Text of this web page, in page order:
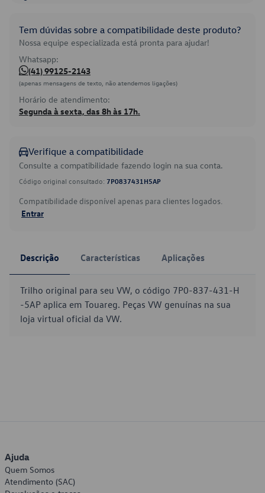
Tem dúvidas sobre a compatibilidade deste produto?
Nossa equipe especializada está pronta para ajudar!
Whatsapp:
(41) 99125-2143
(apenas mensagens de texto, não atendemos ligações)
Horário de atendimento:
Segunda à sexta, das 8h às 17h.
Verifique a compatibilidade
Consulte a compatibilidade fazendo login na sua conta.
Código original consultado: 7P0837431H5AP
Compatibilidade disponível apenas para clientes logados.
Entrar
Descrição Características Aplicações
Trilho original para seu VW, o código 7P0-837-431-H
-5AP aplica em Touareg. Peças VW genuínas na sua
loja virtual oficial da VW.
Ajuda
Quem Somos
Atendimento (SAC)